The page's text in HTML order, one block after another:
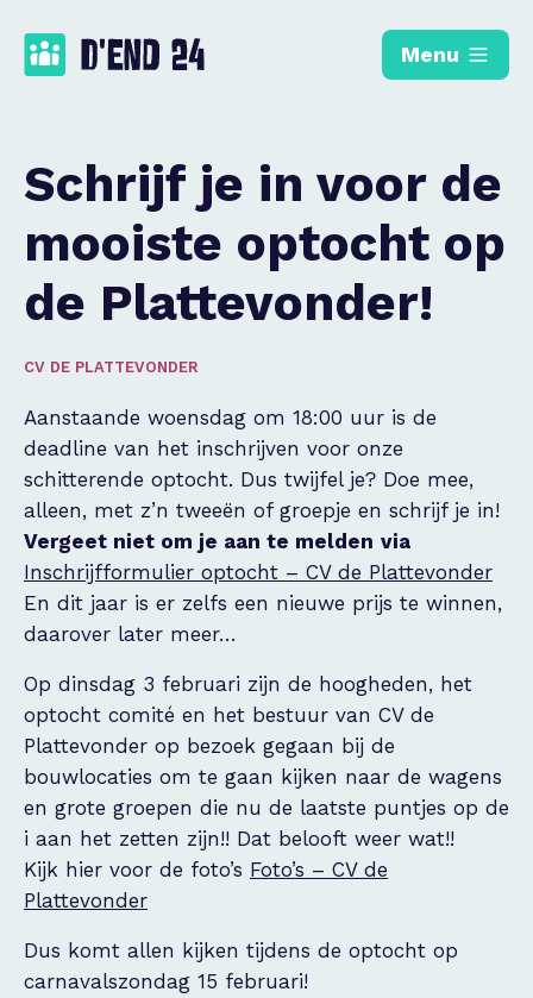
Menu
Schrijf je in voor de
mooiste optocht op
de Plattevonder!
CV DE PLATTEVONDER
Aanstaande woensdag om 18:00 uur is de
deadline van het inschrijven voor onze
schitterende optocht. Dus twijfel je? Doe mee,
alleen, met z’n tweeën of groepje en schrijf je in!
Vergeet niet om je aan te melden via
Inschrijfformulier optocht – CV de Plattevonder
En dit jaar is er zelfs een nieuwe prijs te winnen,
daarover later meer…
Op dinsdag 3 februari zijn de hoogheden, het
optocht comité en het bestuur van CV de
Plattevonder op bezoek gegaan bij de
bouwlocaties om te gaan kijken naar de wagens
en grote groepen die nu de laatste puntjes op de
i aan het zetten zijn!! Dat belooft weer wat!!
Kijk hier voor de foto’s Foto’s – CV de
Plattevonder
Dus komt allen kijken tijdens de optocht op
carnavalszondag 15 februari!